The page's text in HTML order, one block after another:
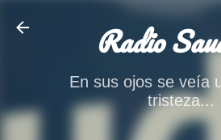
Radio
En sus ojos se veía
tristeza...